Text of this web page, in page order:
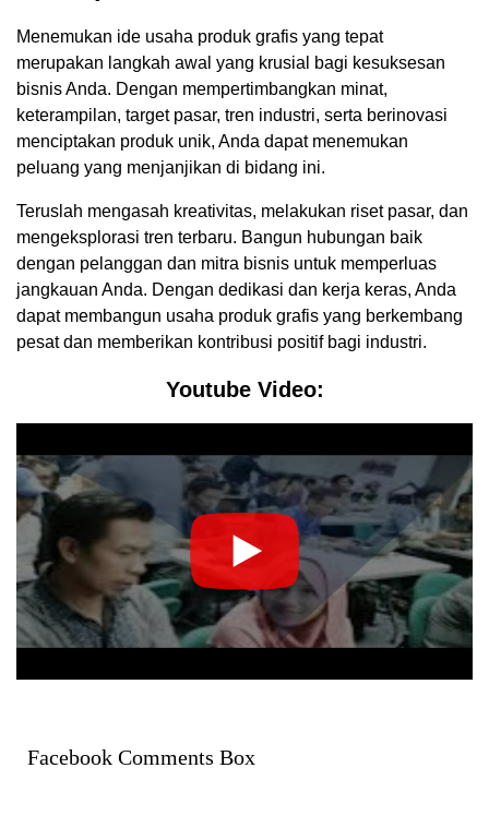
Menemukan ide usaha produk grafis yang tepat
merupakan langkah awal yang krusial bagi kesuksesan
bisnis Anda. Dengan mempertimbangkan minat,
keterampilan, target pasar, tren industri, serta berinovasi
menciptakan produk unik, Anda dapat menemukan
peluang yang menjanjikan di bidang ini.
Teruslah mengasah kreativitas, melakukan riset pasar, dan
mengeksplorasi tren terbaru. Bangun hubungan baik
dengan pelanggan dan mitra bisnis untuk memperluas
jangkauan Anda. Dengan dedikasi dan kerja keras, Anda
dapat membangun usaha produk grafis yang berkembang
pesat dan memberikan kontribusi positif bagi industri.
Youtube Video:
Facebook Comments Box